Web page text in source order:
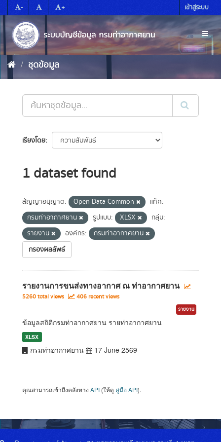
to
content
- + เข้าสู่ระบบ
ชุดข้อมูล
เรียงโดย
1 dataset found
สัญญาอนุญาต: Open Data Common
แท็ค:
กรมท่าอากาศยาน
รูปแบบ: XLSX
กลุ่ม:
รายงาน
องค์กร:
กรมท่าอากาศยาน
กรองผลลัพธ์
รายงานการขนส่งทางอากาศ ณ ท่าอากาศยาน
5260 total views 406 recent views
รายงาน
ข้อมูลสถิติกรมท่าอากาศยาน รายท่าอากาศยาน
XLSX
กรมท่าอากาศยาน 17 June 2569
คุณสามารถเข้าถึงคลังทาง API (ให้ดู คู่มือ API).